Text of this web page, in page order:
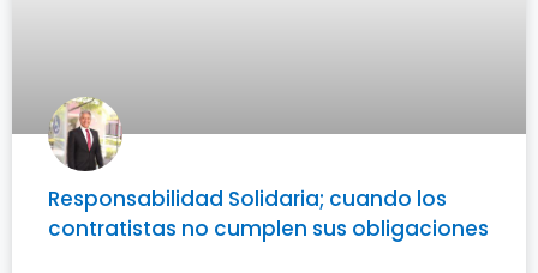
Responsabilidad Solidaria; cuando los
contratistas no cumplen sus obligaciones